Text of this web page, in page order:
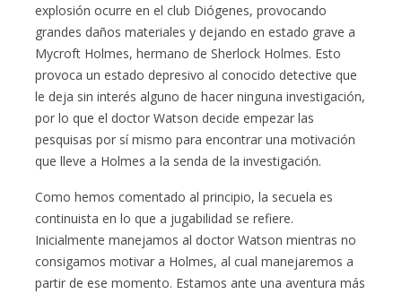
explosión ocurre en el club Diógenes, provocando
grandes daños materiales y dejando en estado grave a
Mycroft Holmes, hermano de Sherlock Holmes. Esto
provoca un estado depresivo al conocido detective que
le deja sin interés alguno de hacer ninguna investigación,
por lo que el doctor Watson decide empezar las
pesquisas por sí mismo para encontrar una motivación
que lleve a Holmes a la senda de la investigación.
Como hemos comentado al principio, la secuela es
continuista en lo que a jugabilidad se refiere.
Inicialmente manejamos al doctor Watson mientras no
consigamos motivar a Holmes, al cual manejaremos a
partir de ese momento. Estamos ante una aventura más